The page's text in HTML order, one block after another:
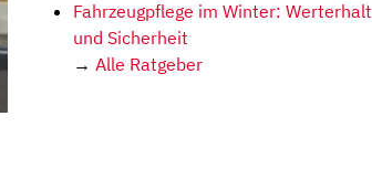
Fahrzeugpflege im Winter: Werterhalt
und Sicherheit
→ Alle Ratgeber